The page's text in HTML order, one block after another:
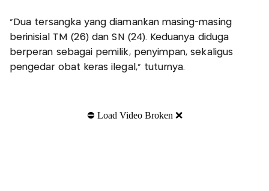
"Dua tersangka yang diamankan masing-masing
berinisial TM (26) dan SN (24). Keduanya diduga
berperan sebagai pemilik, penyimpan, sekaligus
pengedar obat keras ilegal," tuturnya.